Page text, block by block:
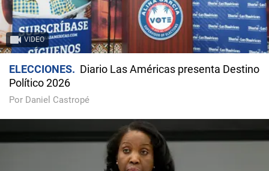
VIDEO
ELECCIONES
Diario Las Américas presenta Destino
Político 2026
Por Daniel Castropé